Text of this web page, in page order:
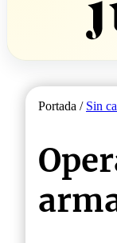
Portada / Sin